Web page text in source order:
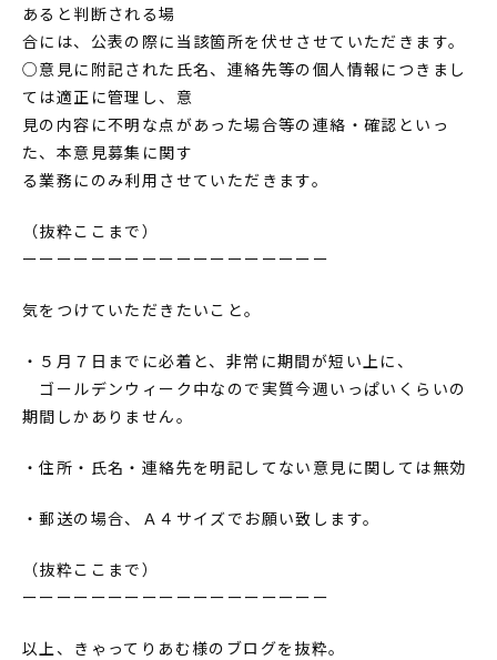
あると判断される場
合には、公表の際に当該箇所を伏せさせていただきます。
○意見に附記された氏名、連絡先等の個人情報につきまし
ては適正に管理し、意
見の内容に不明な点があった場合等の連絡・確認といっ
た、本意見募集に関す
る業務にのみ利用させていただきます。
（抜粋ここまで）
ーーーーーーーーーーーーーーーーーー
気をつけていただきたいこと。
・５月７日までに必着と、非常に期間が短い上に、
ゴールデンウィーク中なので実質今週いっぱいくらいの
期間しかありません。
・住所・氏名・連絡先を明記してない意見に関しては無効
・郵送の場合、Ａ４サイズでお願い致します。
（抜粋ここまで）
ーーーーーーーーーーーーーーーーーー
以上、きゃってりあむ様のブログを抜粋。